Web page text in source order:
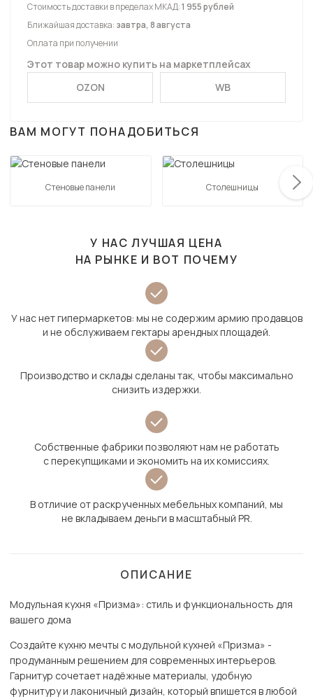
Стоимость доставки в пределах МКАД:1 955 рублей
Ближайшая доставка: завтра, 8 августа
Оплата при получении
Этот товар можно купить на маркетплейсах
OZON
WB
ВАМ МОГУТ ПОНАДОБИТЬСЯ
Стеновые панели Столешницы
У НАС ЛУЧШАЯ ЦЕНА
НА РЫНКЕ И ВОТ ПОЧЕМУ
У нас нет гипермаркетов: мы не содержим армию продавцов
и не обслуживаем гектары арендных площадей.
Производство и склады сделаны так, чтобы максимально
снизить издержки.
Собственные фабрики позволяют нам не работать
с перекупщиками и экономить на их комиссиях.
В отличие от раскрученных мебельных компаний, мы
не вкладываем деньги в масштабный PR.
ОПИСАНИЕ
Модульная кухня «Призма»: стиль и функциональность для
вашего дома
Создайте кухню мечты с модульной кухней «Призма» -
продуманным решением для современных интерьеров.
Гарнитур сочетает надёжные материалы, удобную
фурнитуру и лаконичный дизайн, который впишется в любой